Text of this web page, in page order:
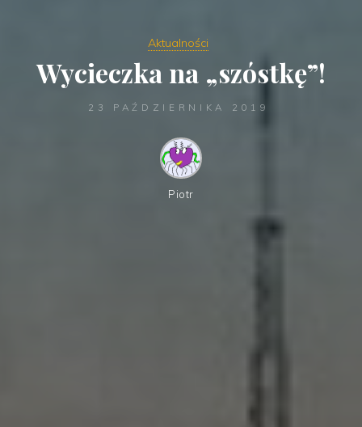
Aktualności
Wycieczka na „szóstkę”!
23 PAŹDZIERNIKA 2019
Piotr